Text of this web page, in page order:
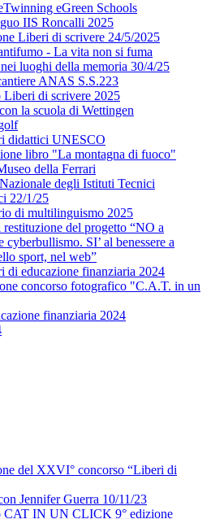
eGreen Schools
IIS Roncalli 2025
Liberi di scrivere 24/5/2025
- La vita non si fuma
luoghi della memoria 30/4/25
ANAS S.S.223
Liberi di scrivere 2025
la scuola di Wettingen
didattici UNESCO
libro "La montagna di fuoco"
della Ferrari
degli Istituti Tecnici
22/1/25
di multilinguismo 2025
del progetto “NO a
cyberbullismo. SI’ al benessere a
sport, nel web”
di educazione finanziaria 2024
concorso fotografico "C.A.T. in un
finanziaria 2024
del XXVI° concorso “Liberi di
Jennifer Guerra 10/11/23
CAT IN UN CLICK 9° edizione